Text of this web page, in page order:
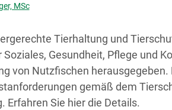
MSc
Tierhaltung und
Gesundheit, Pflege und
von Nutzfischen herausgegeben.
gemäß dem
Erfahren Sie hier die Details.